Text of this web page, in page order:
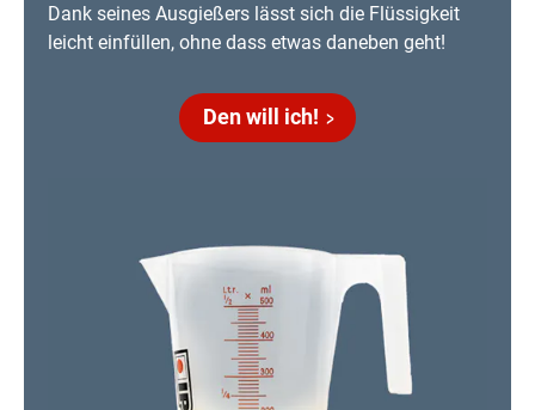
Dank seines Ausgießers lässt sich die Flüssigkeit
leicht einfüllen, ohne dass etwas daneben geht!
Den will ich!